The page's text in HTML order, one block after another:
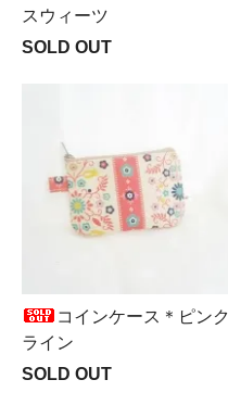
スウィーツ
SOLD OUT
コインケース＊ピンク
ライン
SOLD OUT